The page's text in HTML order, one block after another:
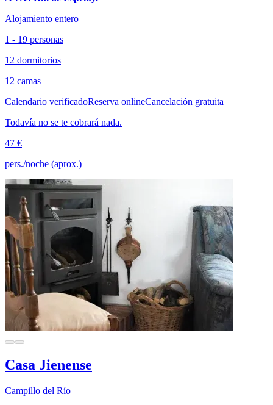
Alojamiento entero
1 - 19 personas
12 dormitorios
12 camas
Calendario verificadoReserva onlineCancelación gratuita
Todavía no se te cobrará nada.
47 €
pers./noche (aprox.)
Casa Jienense
Campillo del Río